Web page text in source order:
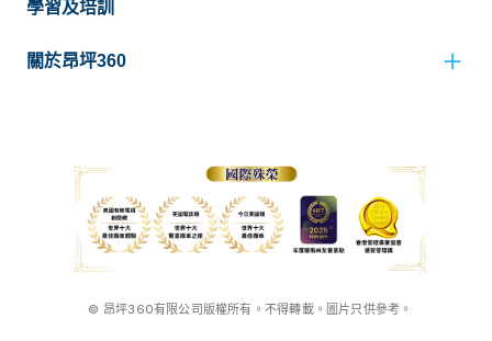
學習及培訓
關於昂坪360
© 昂坪360有限公司版權所有。不得轉載。圖片只供參考。